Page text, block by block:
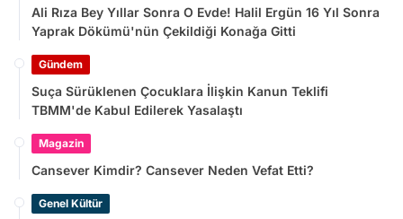
Ali Rıza Bey Yıllar Sonra O Evde! Halil Ergün 16 Yıl Sonra
Yaprak Dökümü'nün Çekildiği Konağa Gitti
Gündem
Suça Sürüklenen Çocuklara İlişkin Kanun Teklifi
TBMM'de Kabul Edilerek Yasalaştı
Magazin
Cansever Kimdir? Cansever Neden Vefat Etti?
Genel Kültür